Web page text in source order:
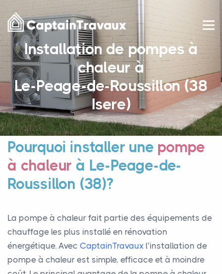
Installation de pompes à
chaleur à
Le-Peage-de-Roussillon (38
Isere)
Pourquoi installer une pompe
à chaleur à Le-Peage-de-
Roussillon (38)?
La pompe à chaleur fait partie des équipements de
chauffage les plus installé en rénovation
énergétique. Avec CaptainTravaux l’installation de
pompe à chaleur est simple, efficace et à moindre